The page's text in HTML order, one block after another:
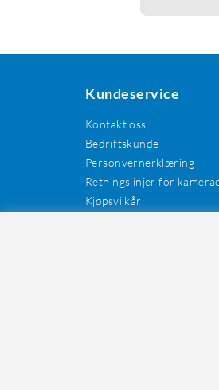
Kundeservice
Kontakt oss
Bedriftskunde
Personvernerklæring
Retningslinjer for
Kjøpsvilkår